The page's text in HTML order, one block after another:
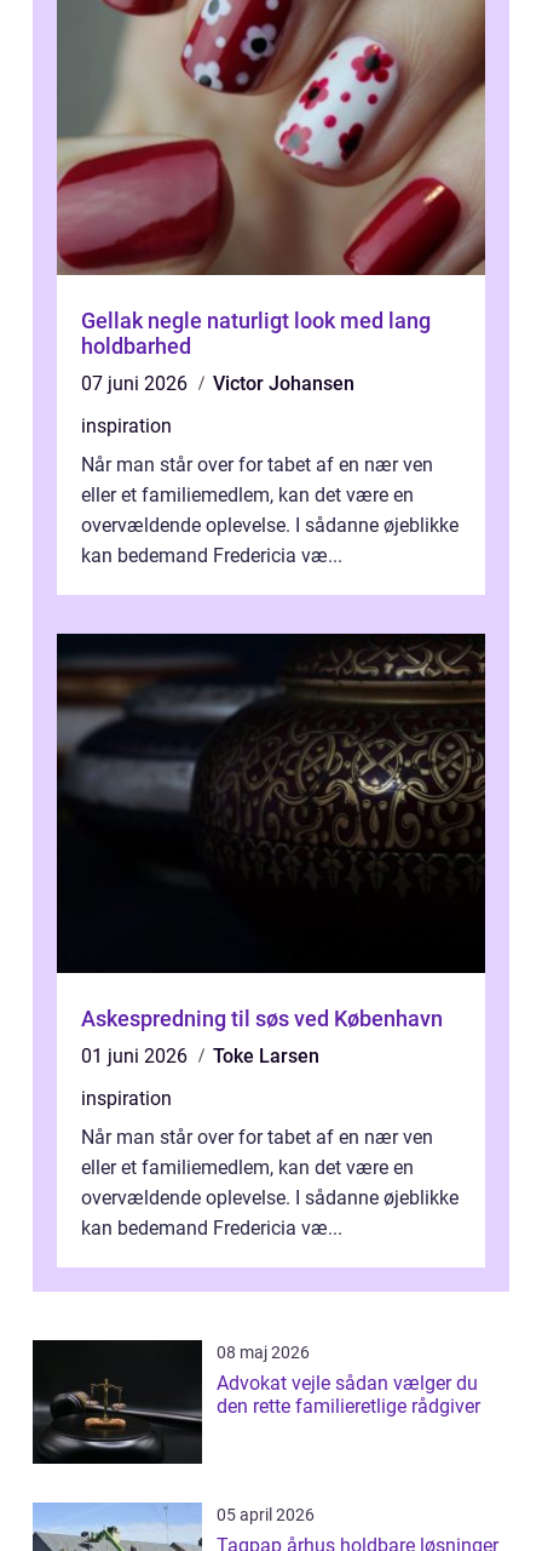
Gellak negle naturligt look med lang
holdbarhed
07 juni 2026
Victor Johansen
inspiration
Når man står over for tabet af en nær ven
eller et familiemedlem, kan det være en
overvældende oplevelse. I sådanne øjeblikke
kan bedemand Fredericia væ...
Askespredning til søs ved København
01 juni 2026
Toke Larsen
inspiration
Når man står over for tabet af en nær ven
eller et familiemedlem, kan det være en
overvældende oplevelse. I sådanne øjeblikke
kan bedemand Fredericia væ...
08 maj 2026
Advokat vejle sådan vælger du
den rette familieretlige rådgiver
05 april 2026
Tagpap århus holdbare løsninger